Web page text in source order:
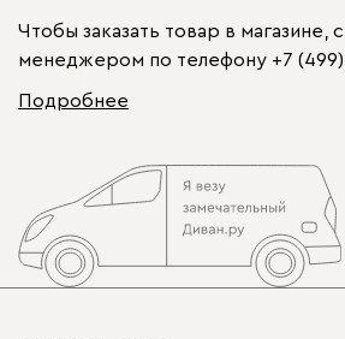
Чтобы заказать товар в магазине,
менеджером по телефону +7
Подробнее